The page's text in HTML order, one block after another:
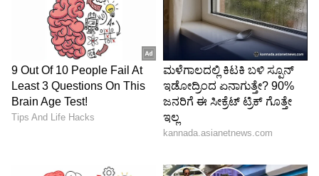
ಕನ್ನಡ ಸೀರಿಯಲ್ ಗಳಾದ ಜೋಗುಳ, ಕಿನ್ನರಿ, ಜೋಕಾಲಿ
ಸೀರಿಯಲ್ ಗಳಲ್ಲಿ ಸಿಂಪಲ್ ಹುಡುಗಿಯಾಗಿ ನಟಿಸಿದ್ದ ಜ್ಯೋತಿ
ರೈ , ಕನ್ನಡ ಸಿನಿಮಾದಲ್ಲೂ ಮಿಂಚಿದ್ದರು, ನಂತರ ತೆಲುಗು
ಕಿರುತೆರೆಗೆ ಎಂಟ್ರಿ ಕೊಟ್ಟು, ಅಲ್ಲಿಯೂ ಪೋಷಕ ಪಾತ್ರಗಳಲ್ಲಿ
ಮಿಂಚಿದರು. ಇದೀಗ ತೆಲುಗು ವೆಬ್ ಸಿರೀಸ್ ಗಳಲ್ಲಿ
ಕಾಣಿಸುತ್ತಿದ್ದಾರೆ ಎನ್ನಲಾಗಿದೆ.